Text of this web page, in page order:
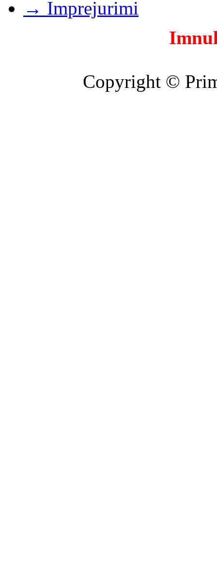
→ Imprejurimi
Copyright ©